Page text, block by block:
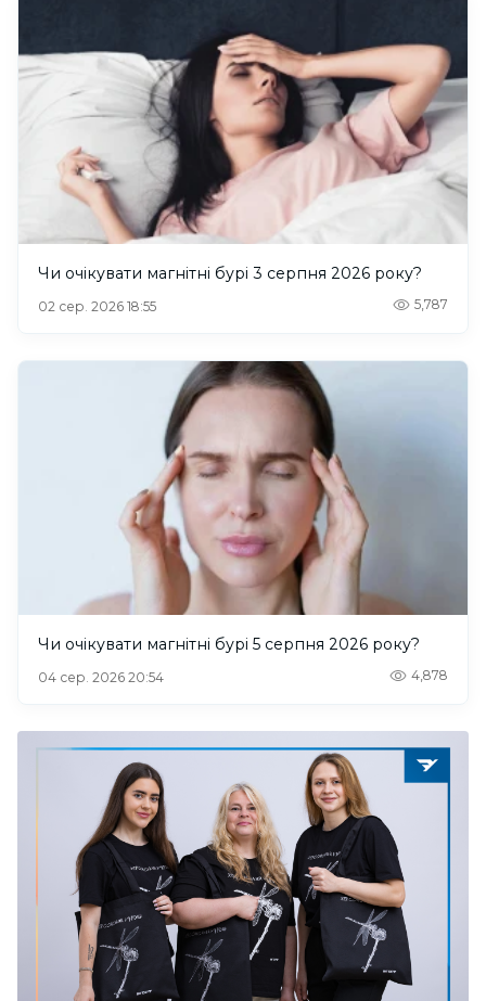
Чи очікувати магнітні бурі 3 серпня 2026 року?
02 сер. 2026 18:55 5,787
Чи очікувати магнітні бурі 5 серпня 2026 року?
04 сер. 2026 20:54 4,878